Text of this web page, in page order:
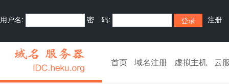
用户名: 密 码: 注册
首页 域名注册 虚拟主机 云